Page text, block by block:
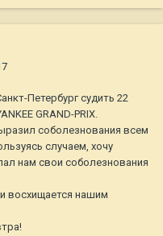
Петербург судить 22
GRAND-PRIX.
соболезнования всем
случаем, хочу
нам свои соболезнования
восхищается нашим